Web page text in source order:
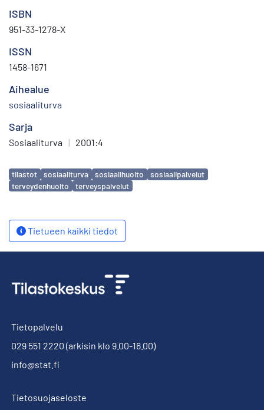
ISBN
951-33-1278-X
ISSN
1458-1671
Aihealue
sosiaaliturva
Sarja
Sosiaaliturva | 2001:4
Avainsanat
tilastot sosiaaliturva sosiaalihuolto
sosiaalipalvelut
terveydenhuolto
terveyspalvelut
Tietueen kaikki tiedot
Tietopalvelu
029 551 2220 (arkisin klo 9.00-16.00)
info@stat.fi
Tietosuojaseloste